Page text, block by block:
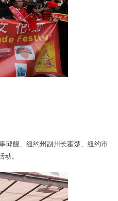
邱舰、纽约州副州长霍楚、纽约市
。